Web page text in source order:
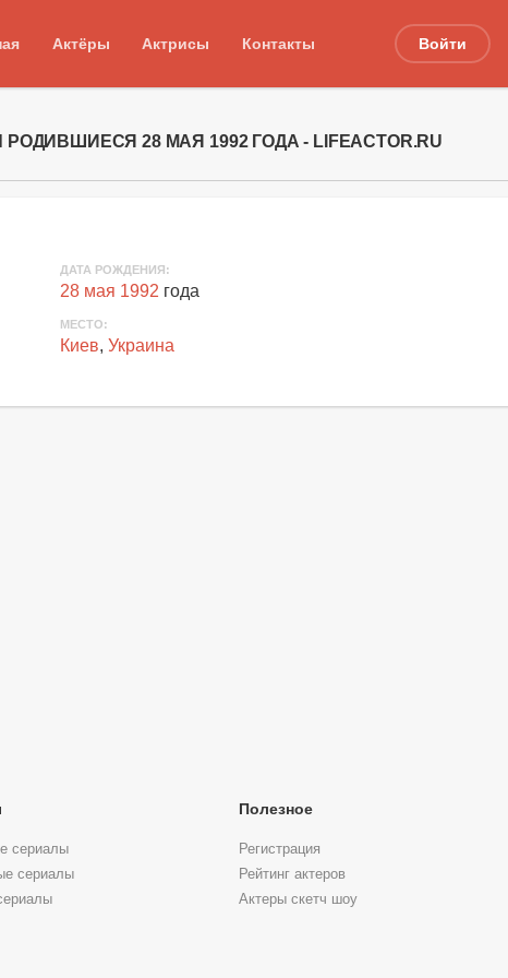
Актёры Актрисы Контакты Войти
28 МАЯ 1992 ГОДА - LIFEACTOR.RU
ДАТА РОЖДЕНИЯ:
28 мая 1992 года
МЕСТО:
Киев,Украина
сериалы
сериалы
Полезное
Регистрация
Рейтинг актеров
Актеры скетч шоу